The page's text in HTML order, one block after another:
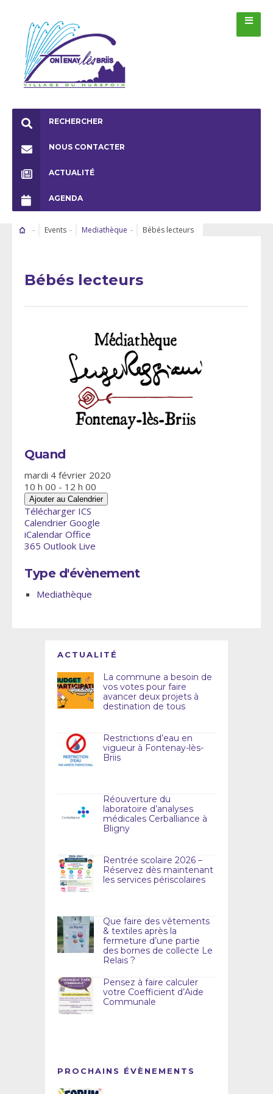
RECHERCHER
NOUS CONTACTER
ACTUALITÉ
AGENDA
Events Mediathèque Bébés lecteurs
Bébés lecteurs
Quand
mardi 4 février 2020
10 h 00 - 12 h 00
Ajouter au Calendrier
Télécharger ICS
Calendrier Google
iCalendar Office
365 Outlook Live
Type d'évènement
Mediathèque
ACTUALITÉ
La commune a besoin de
vos votes pour faire
avancer deux projets à
destination de tous
Restrictions d’eau en
vigueur à Fontenay-lès-
Briis
Réouverture du
laboratoire d’analyses
médicales Cerballiance à
Bligny
Rentrée scolaire 2026 –
Réservez dès maintenant
les services périscolaires
Que faire des vêtements
& textiles après la
fermeture d’une partie
des bornes de collecte Le
Relais ?
Pensez à faire calculer
votre Coefficient d’Aide
Communale
PROCHAINS ÉVÈNEMENTS